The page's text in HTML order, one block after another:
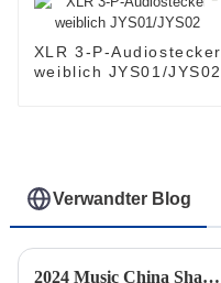
XLR 3-P-Audiostecker
weiblich JYS01/JYS02
Verwandter Blog
2024 Music China Shanghai